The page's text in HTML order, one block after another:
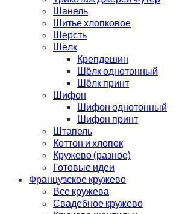
Шанель
Шитьё хлопковое
Шерсть
Шёлк
Крепдешин
Шёлк однотонный
Шёлк принт
Шифон
Шифон однотонный
Шифон принт
Штапель
Коттон и хлопок
Кружево (разное)
Готовые идеи
Французское кружево
Все кружева
Свадебное кружево